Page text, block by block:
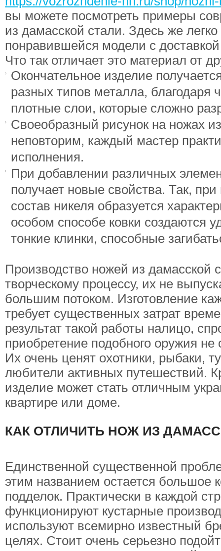
вы можете посмотреть примеры
из дамасской стали. Здесь же легко
понравившейся модели с
Что так отличает это материал от
Окончательное изделие
разных типов металла, благодаря
плотные слои, которые сложно
Своеобразный рисунок на ножах
неповторим, каждый мастер
исполнения.
При добавлении различных
получает новые свойства. Так,
состав никеля образуется
особом способе ковки создаются
тонкие клинки, способные
Производство ножей из дамасской
творческому процессу, их не
большим потоком. Изготовление
требует существенных затрат
результат такой работы налицо,
приобретение подобного оружия не
Их очень ценят охотники, рыбаки,
любители активных путешествий.
изделие может стать отличным
квартире или доме.
КАК ОТЛИЧИТЬ НОЖ ИЗ
Единственной существенной
этим названием остается большое
подделок. Практически в каждой
функционируют кустарные
используют всемирно известный
целях. Стоит очень серьезно